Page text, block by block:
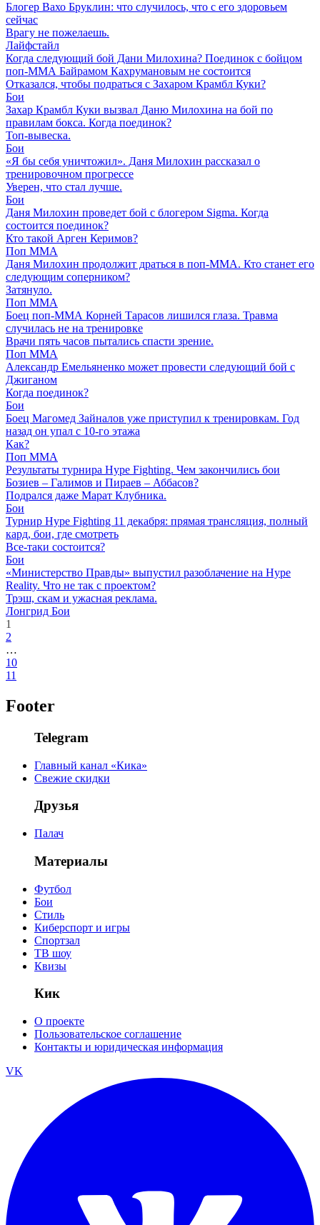
Блогер Вахо Бруклин: что случилось, что с его здоровьем
сейчас
Врагу не пожелаешь.
Лайфстайл
Когда следующий бой Дани Милохина? Поединок с бойцом
поп-ММА Байрамом Кахрумановым не состоится
Отказался, чтобы подраться с Захаром Крамбл Куки?
Бои
Захар Крамбл Куки вызвал Даню Милохина на бой по
правилам бокса. Когда поединок?
Топ-вывеска.
Бои
«Я бы себя уничтожил». Даня Милохин рассказал о
тренировочном прогрессе
Уверен, что стал лучше.
Бои
Даня Милохин проведет бой с блогером Sigma. Когда
состоится поединок?
Кто такой Арген Керимов?
Поп ММА
Даня Милохин продолжит драться в поп-ММА. Кто станет его
следующим соперником?
Затянуло.
Поп ММА
Боец поп-ММА Корней Тарасов лишился глаза. Травма
случилась не на тренировке
Врачи пять часов пытались спасти зрение.
Поп ММА
Александр Емельяненко может провести следующий бой с
Джиганом
Когда поединок?
Бои
Боец Магомед Зайналов уже приступил к тренировкам. Год
назад он упал с 10-го этажа
Как?
Поп ММА
Результаты турнира Hype Fighting. Чем закончились бои
Бозиев – Галимов и Пираев – Аббасов?
Подрался даже Марат Клубника.
Бои
Турнир Hype Fighting 11 декабря: прямая трансляция, полный
кард, бои, где смотреть
Все-таки состоится?
Бои
«Министерство Правды» выпустил разоблачение на Hype
Reality. Что не так с проектом?
Трэш, скам и ужасная реклама.
Лонгрид Бои
1
2
…
10
11
Footer
Telegram
Главный канал «Кика»
Свежие скидки
Друзья
Палач
Материалы
Футбол
Бои
Стиль
Киберспорт и игры
Спортзал
ТВ шоу
Квизы
Кик
О проекте
Пользовательское соглашение
Контакты и юридическая информация
VK